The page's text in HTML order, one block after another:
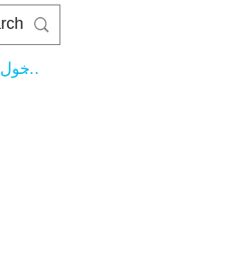
تسجيل الدخول